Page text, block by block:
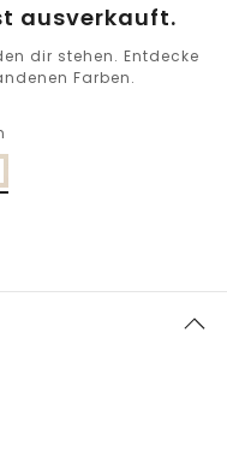
ausverkauft.
dir stehen. Entdecke
Farben.